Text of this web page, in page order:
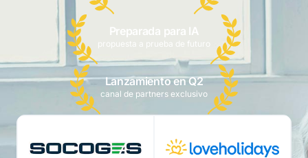
Preparada para IA
propuesta a prueba de futuro
Lanzamiento en Q2
canal de partners exclusivo